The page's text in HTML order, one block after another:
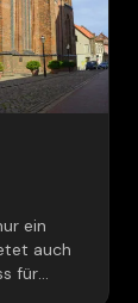
ein
auch
für